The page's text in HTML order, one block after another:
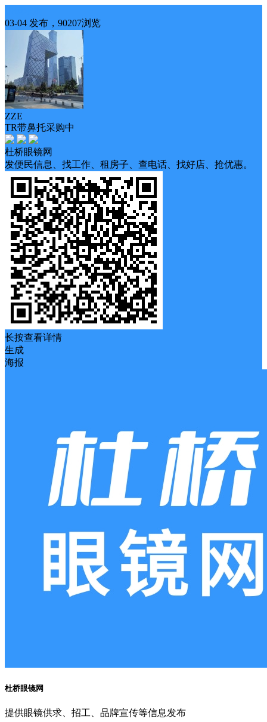
03-04 发布，90207浏览
ZZE
TR带鼻托采购中
杜桥眼镜网
发便民信息、找工作、租房子、查电话、找好店、抢优惠。
长按查看详情
生成
海报
杜桥眼镜网
提供眼镜供求、招工、品牌宣传等信息发布